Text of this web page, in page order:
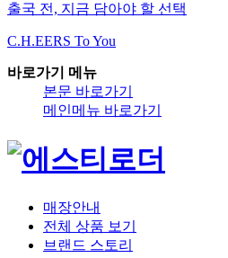
출국 전, 지금 담아야 할 선택
C.H.EERS To You
바로가기 메뉴
본문 바로가기
메인메뉴 바로가기
매장안내
전체 상품 보기
브랜드 스토리